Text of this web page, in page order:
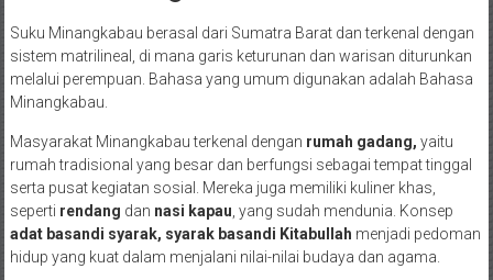
Suku Minangkabau berasal dari Sumatra Barat dan terkenal dengan
sistem matrilineal, di mana garis keturunan dan warisan diturunkan
melalui perempuan. Bahasa yang umum digunakan adalah Bahasa
Minangkabau.
Masyarakat Minangkabau terkenal dengan rumah gadang, yaitu
rumah tradisional yang besar dan berfungsi sebagai tempat tinggal
serta pusat kegiatan sosial. Mereka juga memiliki kuliner khas,
seperti rendang dan nasi kapau, yang sudah mendunia. Konsep
adat basandi syarak, syarak basandi Kitabullah menjadi pedoman
hidup yang kuat dalam menjalani nilai-nilai budaya dan agama.